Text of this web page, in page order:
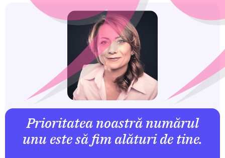
Prioritatea noastră numărul
unu este să fim alături de tine.